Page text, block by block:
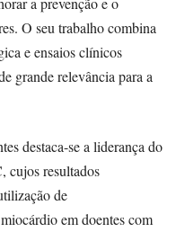
O seu trabalho combina
e ensaios clínicos
grande relevância para a
destaca-se a liderança do
cujos resultados
de
em doentes com